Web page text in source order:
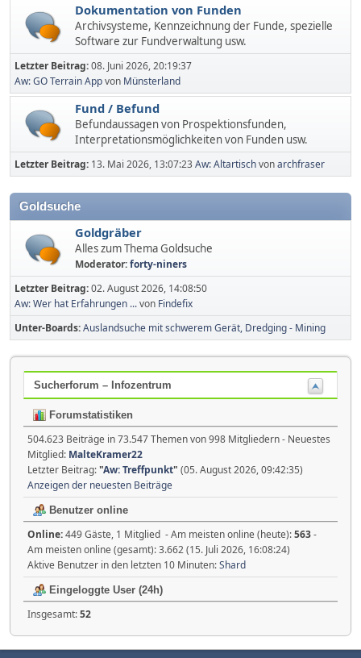
Dokumentation von Funden
Archivsysteme, Kennzeichnung der Funde, spezielle
Software zur Fundverwaltung usw.
Letzter Beitrag:08. Juni 2026, 20:19:37
Aw: GO Terrain Appvon Münsterland
Fund / Befund
Befundaussagen von Prospektionsfunden,
Interpretationsmöglichkeiten von Funden usw.
Letzter Beitrag: 13. Mai 2026, 13:07:23Aw: Altartischvonarchfraser
Goldsuche
Goldgräber
Alles zum Thema Goldsuche
Moderator:forty-niners
Letzter Beitrag:02. August 2026, 14:08:50
Aw: Wer hat Erfahrungen ...von Findefix
Unter-Boards Auslandsuche mit schwerem Gerät, Dredging - Mining
Sucherforum – Infozentrum
Forumstatistiken
504.623 Beiträge in 73.547 Themen von 998 Mitgliedern - Neuestes
Mitglied: MalteKramer22
Letzter Beitrag:"Aw: Treffpunkt" (05. August 2026, 09:42:35)
Anzeigen der neuesten Beiträge
Benutzer online
Online:449 Gäste, 1 Mitglied - Am meisten online (heute):563-
Am meisten online (gesamt): 3.662 (15. Juli 2026, 16:08:24)
Aktive Benutzer in den letzten 10 Minuten:Shard
Eingeloggte User (24h)
Insgesamt:52